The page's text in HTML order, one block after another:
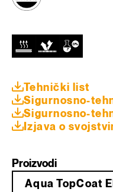
Tehnički list
Sigurnosno-
Sigurnosno-
Izjava o
Proizvodi